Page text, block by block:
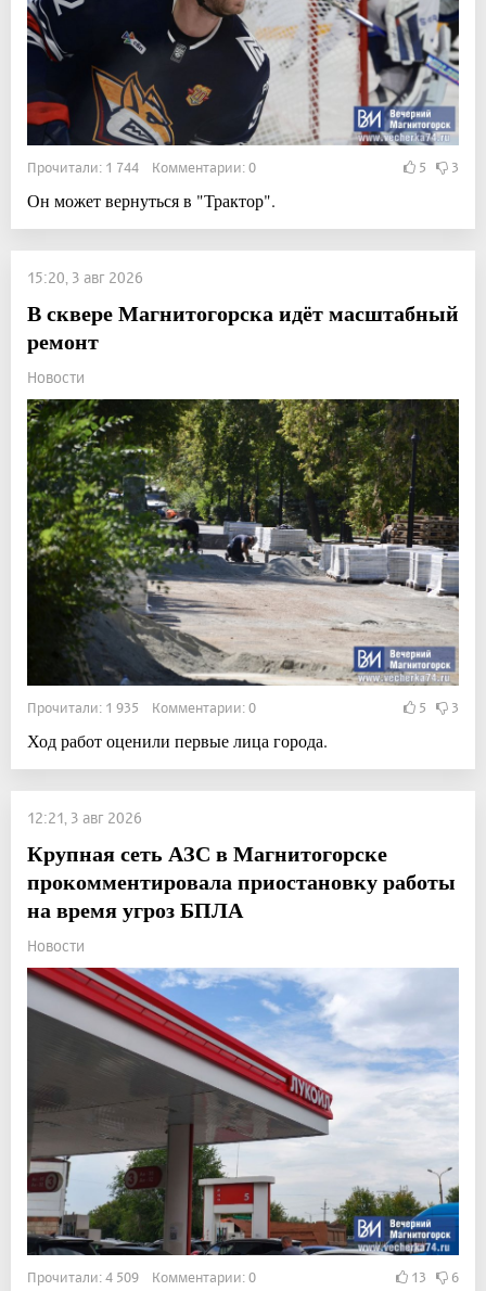
Прочитали: 1 744 Комментарии: 0 5 3
Он может вернуться в "Трактор".
15:20, 3 авг 2026
В сквере Магнитогорска идёт масштабный
ремонт
Новости
Прочитали: 1 935 Комментарии: 0 5 3
Ход работ оценили первые лица города.
12:21, 3 авг 2026
Крупная сеть АЗС в Магнитогорске
прокомментировала приостановку работы
на время угроз БПЛА
Новости
Прочитали: 4 509 Комментарии: 0 13 6